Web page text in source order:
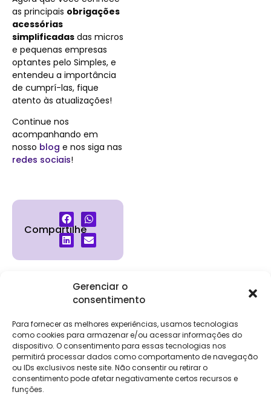
Gerenciar o
consentimento
Para fornecer as melhores experiências, usamos tecnologias
como cookies para armazenar e/ou acessar informações do
dispositivo. O consentimento para essas tecnologias nos
permitirá processar dados como comportamento de navegação
ou IDs exclusivos neste site. Não consentir ou retirar o
consentimento pode afetar negativamente certos recursos e
funções.
as principais obrigações
acessórias
simplificadas das micros
e pequenas empresas
optantes pelo Simples, e
entendeu a importância
de cumprí-las, fique
atento às atualizações!
Continue nos
acompanhando em
nosso blog e nos siga nas
redes sociais!
Compartilhe
Institucional
Trabalhe
Conosco
Contato
Relatório de
Clientes
Login
Eventos
Contábeis
Holos
NG Essence
Soluções
DP e RH
NG Folha
eKeep